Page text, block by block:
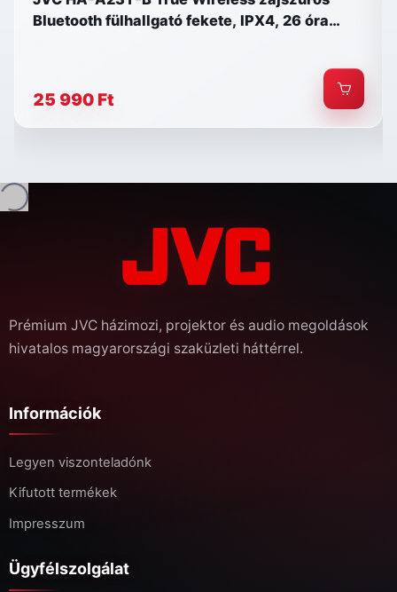
Bluetooth fülhallgató fekete, IPX4, 26 óra
25 990 Ft
Prémium JVC házimozi, projektor és audio megoldások
hivatalos magyarországi szaküzleti háttérrel.
Információk
Legyen viszonteladónk
Kifutott termékek
Impresszum
Ügyfélszolgálat